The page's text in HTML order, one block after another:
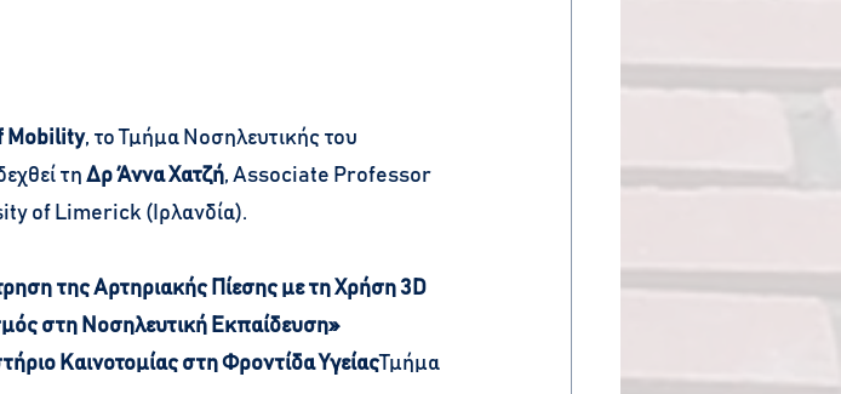
Mobility, το Τμήμα Νοσηλευτικής του
τη Δρ Άννα Χατζή, Associate Professor
of Limerick (Ιρλανδία).
της Αρτηριακής Πίεσης με τη Χρήση 3D
στη Νοσηλευτική Εκπαίδευση»
Καινοτομίας στη Φροντίδα ΥγείαςΤμήμα